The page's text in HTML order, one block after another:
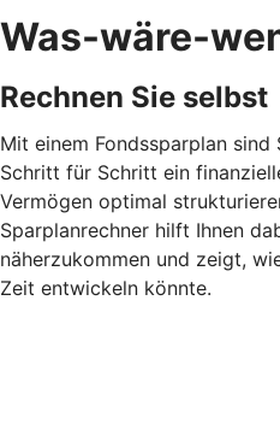
Was-wäre-
Rechnen Sie selbst
Mit einem Fondssparplan
Schritt für Schritt ein
Vermögen optimal
Sparplanrechner hilft Ihnen
näherzukommen und zeigt,
Zeit entwickeln könnte.